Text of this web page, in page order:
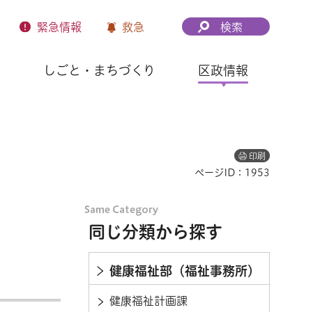
緊急情報 救急 検索
しごと・まちづくり 区政情報
印刷
ページID：1953
同じ分類から探す
健康福祉部（福祉事務所）
健康福祉計画課